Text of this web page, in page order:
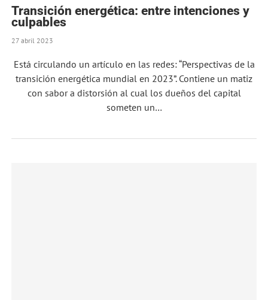
Transición energética: entre intenciones y
culpables
27 abril 2023
Está circulando un artículo en las redes: “Perspectivas de la
transición energética mundial en 2023”. Contiene un matiz
con sabor a distorsión al cual los dueños del capital
someten un…